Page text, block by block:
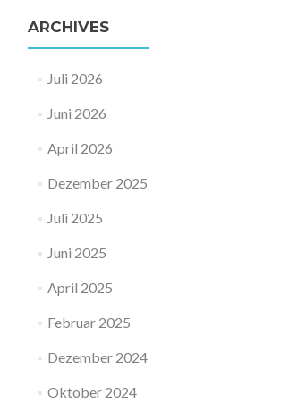
ARCHIVES
Juli 2026
Juni 2026
April 2026
Dezember 2025
Juli 2025
Juni 2025
April 2025
Februar 2025
Dezember 2024
Oktober 2024